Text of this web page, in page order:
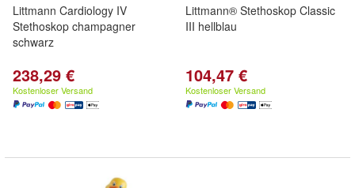
Littmann Cardiology IV
Stethoskop champagner
schwarz
238,29 €
Kostenloser Versand
Littmann® Stethoskop Classic
III hellblau
104,47 €
Kostenloser Versand